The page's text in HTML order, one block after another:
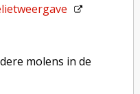
molens in de